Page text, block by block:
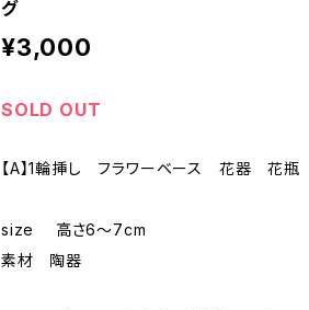
グ
¥3,000
SOLD OUT
【A】1輪挿し フラワーベース 花器 花瓶
size 高さ6～7cm
素材 陶器